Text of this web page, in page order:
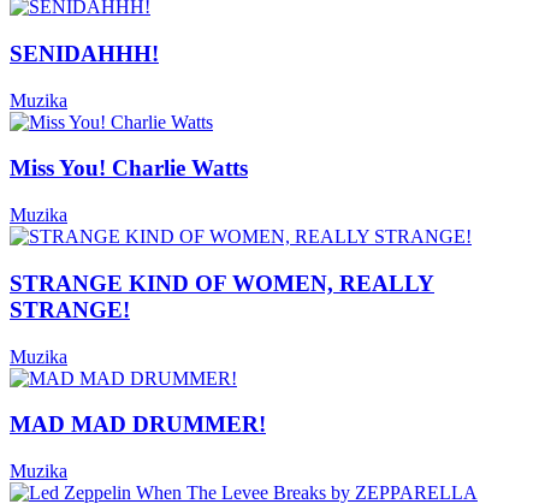
SENIDAHHH!
Muzika
Miss You! Charlie Watts
Muzika
STRANGE KIND OF WOMEN, REALLY
STRANGE!
Muzika
MAD MAD DRUMMER!
Muzika